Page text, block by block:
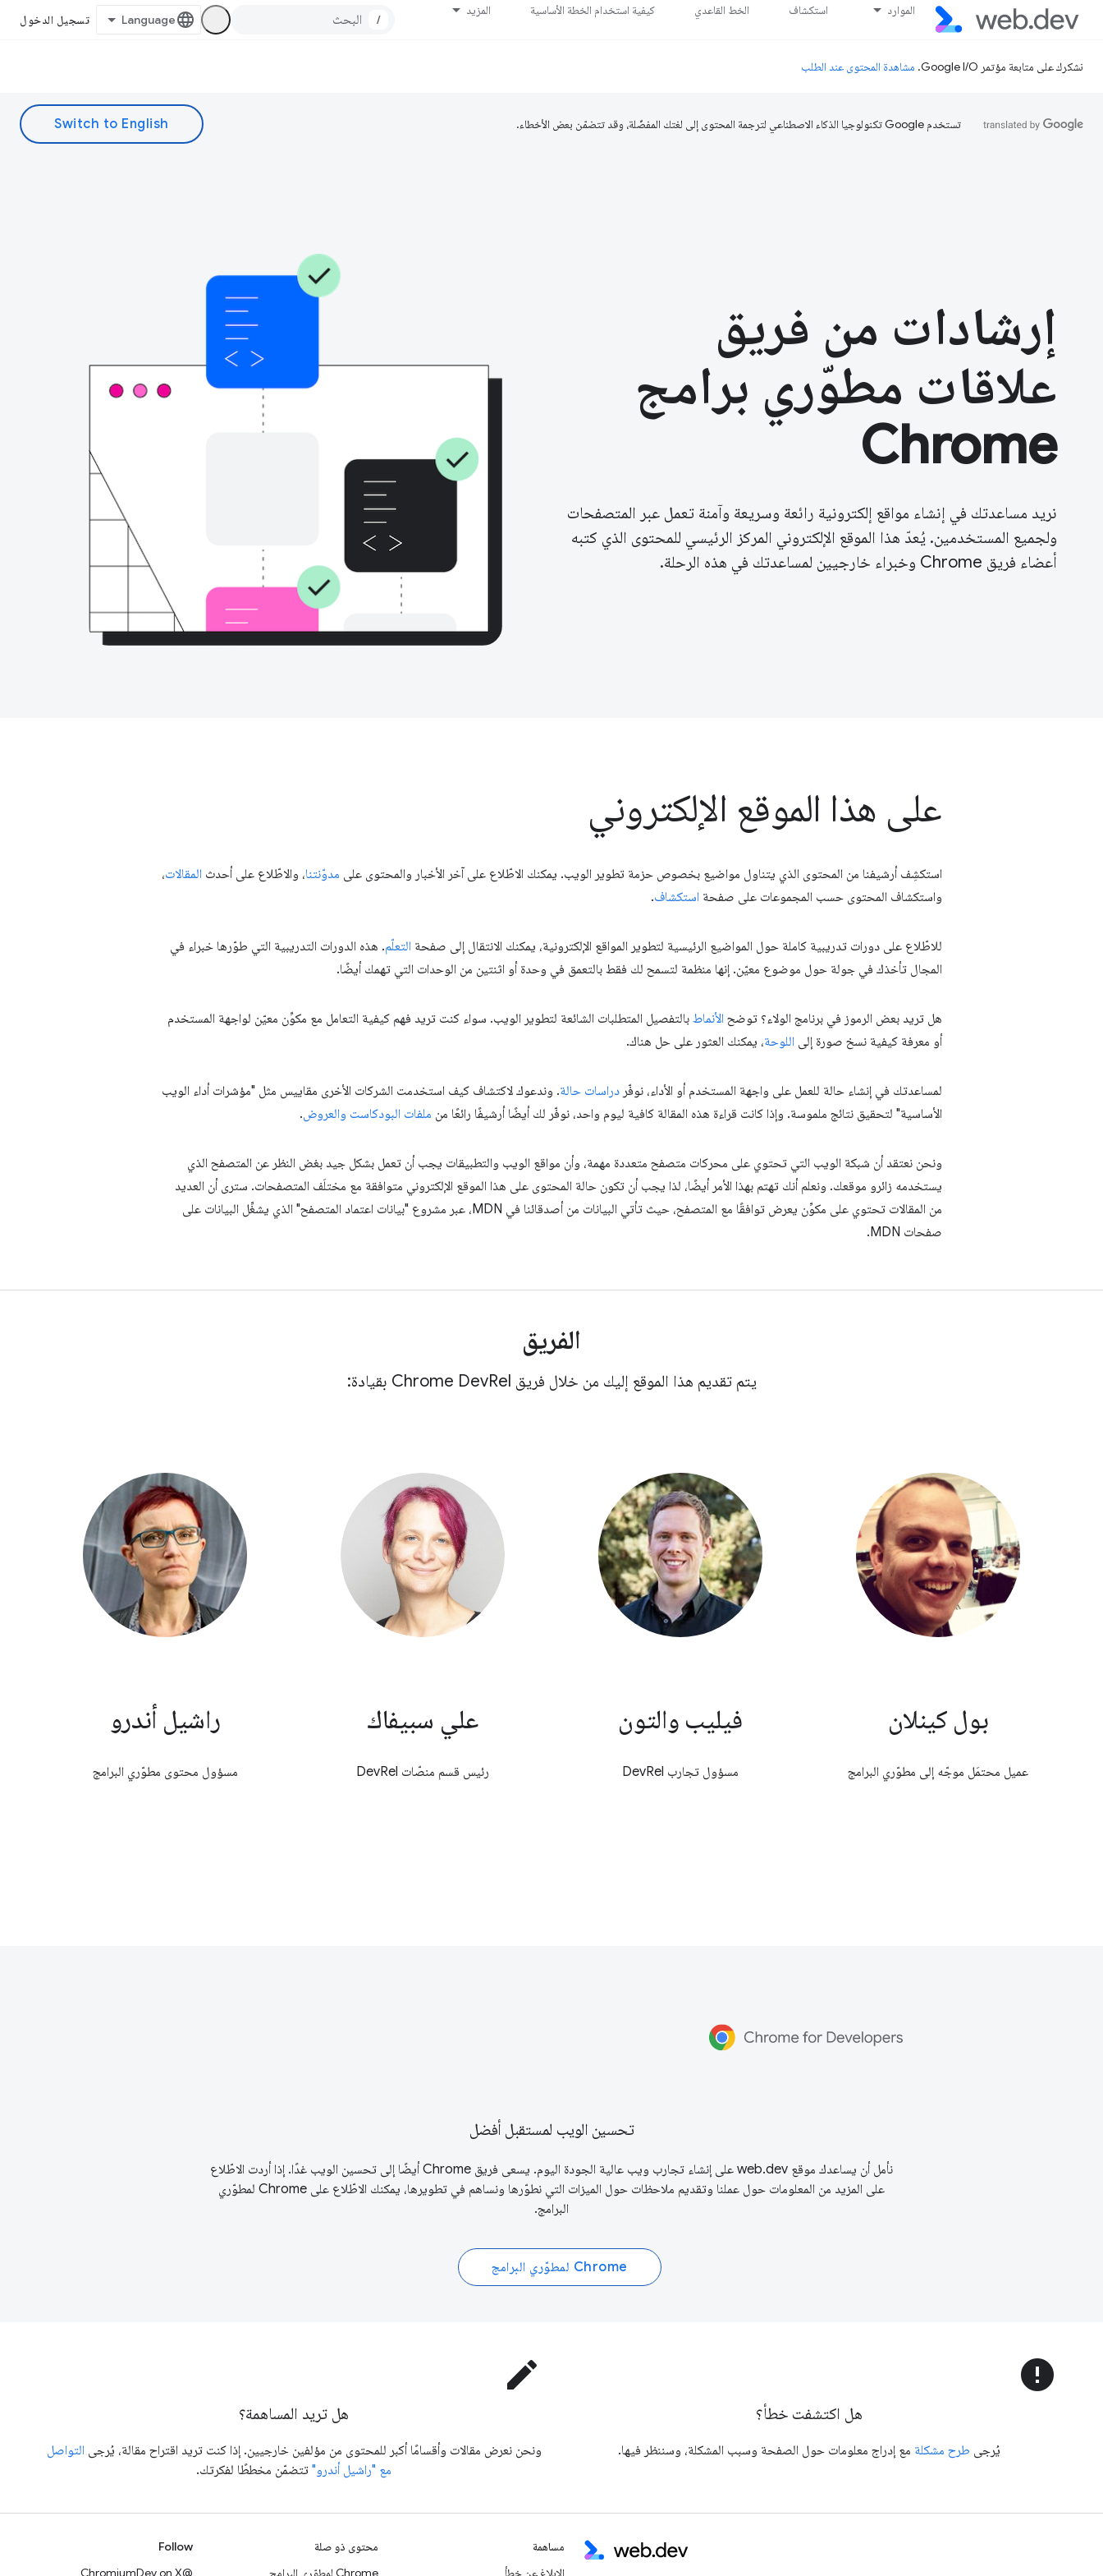
الموارد استكشاف الخط القاعدي كيفية استخدام الخطة الأساسية المزيد
/ تسجيل الدخول
نشكرك على متابعة مؤتمر Google I/O. مشاهدة المحتوى عند الطلب
تستخدم Google تكنولوجيا الذكاء الاصطناعي لترجمة المحتوى إلى لغتك المفضّلة، وقد تتضمّن بعض الأخطاء.
إرشادات من فريق
علاقات مطوّري برامج
Chrome
نريد مساعدتك في إنشاء مواقع إلكترونية رائعة وسريعة وآمنة تعمل عبر المتصفحات
ولجميع المستخدمين. يُعدّ هذا الموقع الإلكتروني المركز الرئيسي للمحتوى الذي كتبه
أعضاء فريق Chrome وخبراء خارجيين لمساعدتك في هذه الرحلة.
على هذا الموقع الإلكتروني
استكشِف أرشيفنا من المحتوى الذي يتناول مواضيع بخصوص حزمة تطوير الويب. يمكنك الاطّلاع على آخر الأخبار والمحتوى على مدوّنتنا، والاطّلاع على أحدث المقالات،
واستكشاف المحتوى حسب المجموعات على صفحة استكشاف.
للاطّلاع على دورات تدريبية كاملة حول المواضيع الرئيسية لتطوير المواقع الإلكترونية، يمكنك الانتقال إلى صفحة التعلّم. هذه الدورات التدريبية التي طوّرها خبراء في
المجال تأخذك في جولة حول موضوع معيّن. إنها منظمة لتسمح لك فقط بالتعمق في وحدة أو اثنتين من الوحدات التي تهمك أيضًا.
هل تريد بعض الرموز في برنامج الولاء؟ توضح الأنماط بالتفصيل المتطلبات الشائعة لتطوير الويب. سواء كنت تريد فهم كيفية التعامل مع مكوِّن معيّن لواجهة المستخدم
أو معرفة كيفية نسخ صورة إلى اللوحة، يمكنك العثور على حل هناك.
لمساعدتك في إنشاء حالة للعمل على واجهة المستخدم أو الأداء، نوفّر دراسات حالة. وندعوك لاكتشاف كيف استخدمت الشركات الأخرى مقاييس مثل "مؤشرات أداء الويب
الأساسية" لتحقيق نتائج ملموسة. وإذا كانت قراءة هذه المقالة كافية ليوم واحد، نوفّر لك أيضًا أرشيفًا رائعًا من ملفات البودكاست والعروض.
ونحن نعتقد أن شبكة الويب التي تحتوي على محركات متصفح متعددة مهمة، وأن مواقع الويب والتطبيقات يجب أن تعمل بشكل جيد بغض النظر عن المتصفح الذي
يستخدمه زائرو موقعك. ونعلم أنك تهتم بهذا الأمر أيضًا، لذا يجب أن تكون حالة المحتوى على هذا الموقع الإلكتروني متوافقة مع مختلَف المتصفحات. سترى أن العديد
من المقالات تحتوي على مكوِّن يعرض توافقًا مع المتصفح، حيث تأتي البيانات من أصدقائنا في MDN، عبر مشروع "بيانات اعتماد المتصفح" الذي يشغِّل البيانات على
صفحات MDN.
الفريق
يتم تقديم هذا الموقع إليك من خلال فريق Chrome DevRel بقيادة:
بول كينلان
عميل محتمَل موجّه إلى مطوّري البرامج
فيليب والتون
مسؤول تجارب DevRel
علي سبيفاك
رئيس قسم منصّات DevRel
راشيل أندرو
مسؤول محتوى مطوّري البرامج
تحسين الويب لمستقبل أفضل
نأمل أن يساعدك موقع web.dev على إنشاء تجارب ويب عالية الجودة اليوم. يسعى فريق Chrome أيضًا إلى تحسين الويب غدًا. إذا أردت الاطّلاع
على المزيد من المعلومات حول عملنا وتقديم ملاحظات حول الميزات التي نطوّرها ونساهم في تطويرها، يمكنك الاطّلاع على
Chrome لمطوّري
البرامج.
Chrome لمطوّري البرامج
error
هل اكتشفت خطأ؟
يُرجى طرح مشكلة مع إدراج معلومات حول الصفحة وسبب المشكلة، وسننظر فيها.
edit
هل تريد المساهمة؟
ونحن نعرض مقالات وأقسامًا أكبر للمحتوى من مؤلفين خارجيين. إذا كنت تريد اقتراح مقالة، يُرجى التواصل
مع "راشيل أندرو" تتضمّن مخططًا لفكرتك.
مساهمة
الإبلاغ عن خطأ
محتوى ذو صلة
Chrome لمطوّري البرامج
Follow
@ChromiumDev on X